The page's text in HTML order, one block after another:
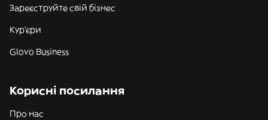
Зареєструйте свій бізнес
Кур'єри
Glovo Business
Корисні посилання
Про нас